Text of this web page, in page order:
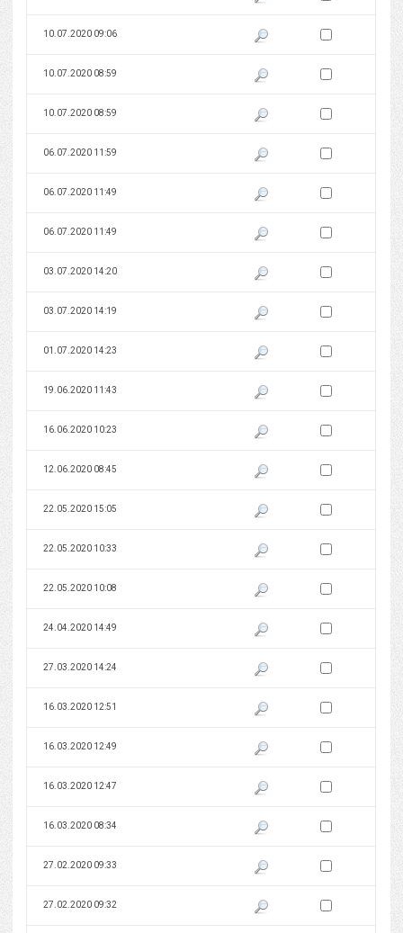
10.07.2020 09:06 Pokaż podgląd wersji z dnia
Zaznacz wersję do
10.07.2020 08:59 Pokaż podgląd wersji z dnia
Zaznacz wersję do
10.07.2020 08:59 Pokaż podgląd wersji z dnia
Zaznacz wersję do
06.07.2020 11:59 Pokaż podgląd wersji z dnia
Zaznacz wersję do
06.07.2020 11:49 Pokaż podgląd wersji z dnia
Zaznacz wersję do
06.07.2020 11:49 Pokaż podgląd wersji z dnia
Zaznacz wersję do
03.07.2020 14:20 Pokaż podgląd wersji z dnia
Zaznacz wersję do
03.07.2020 14:19 Pokaż podgląd wersji z dnia
Zaznacz wersję do
01.07.2020 14:23 Pokaż podgląd wersji z dnia
Zaznacz wersję do
19.06.2020 11:43 Pokaż podgląd wersji z dnia
Zaznacz wersję do
16.06.2020 10:23 Pokaż podgląd wersji z dnia
Zaznacz wersję do
12.06.2020 08:45 Pokaż podgląd wersji z dnia
Zaznacz wersję do
22.05.2020 15:05 Pokaż podgląd wersji z dnia
Zaznacz wersję do
22.05.2020 10:33 Pokaż podgląd wersji z dnia
Zaznacz wersję do
22.05.2020 10:08 Pokaż podgląd wersji z dnia
Zaznacz wersję do
24.04.2020 14:49 Pokaż podgląd wersji z dnia
Zaznacz wersję do
27.03.2020 14:24 Pokaż podgląd wersji z dnia
Zaznacz wersję do
16.03.2020 12:51 Pokaż podgląd wersji z dnia
Zaznacz wersję do
16.03.2020 12:49 Pokaż podgląd wersji z dnia
Zaznacz wersję do
16.03.2020 12:47 Pokaż podgląd wersji z dnia
Zaznacz wersję do
16.03.2020 08:34 Pokaż podgląd wersji z dnia
Zaznacz wersję do
27.02.2020 09:33 Pokaż podgląd wersji z dnia
Zaznacz wersję do
27.02.2020 09:32 Pokaż podgląd wersji z dnia
Zaznacz wersję do